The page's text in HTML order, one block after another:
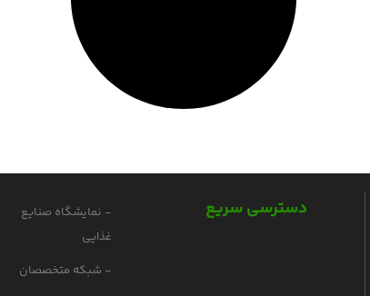
دسترسی سریع
- نمایشگاه صنایع
غذایی
- شبکه متخصصان